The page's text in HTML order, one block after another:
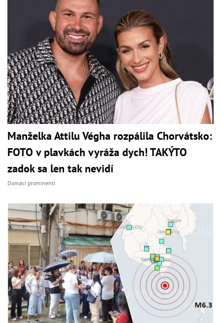
Manželka Attilu Végha rozpálila Chorvátsko:
FOTO v plavkách vyráža dych! TAKÝTO
zadok sa len tak nevidí
Domáci prominenti